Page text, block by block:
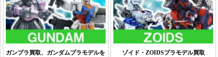
ガンプラ買取、ガンダムプラモデルを
ゾイド・ZOIDSプラモデル買取